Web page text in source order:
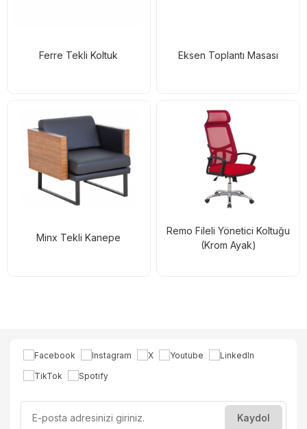
Ferre Tekli Koltuk Eksen Toplantı Masası
Minx Tekli Kanepe
Remo Fileli Yönetici Koltuğu
(Krom Ayak)